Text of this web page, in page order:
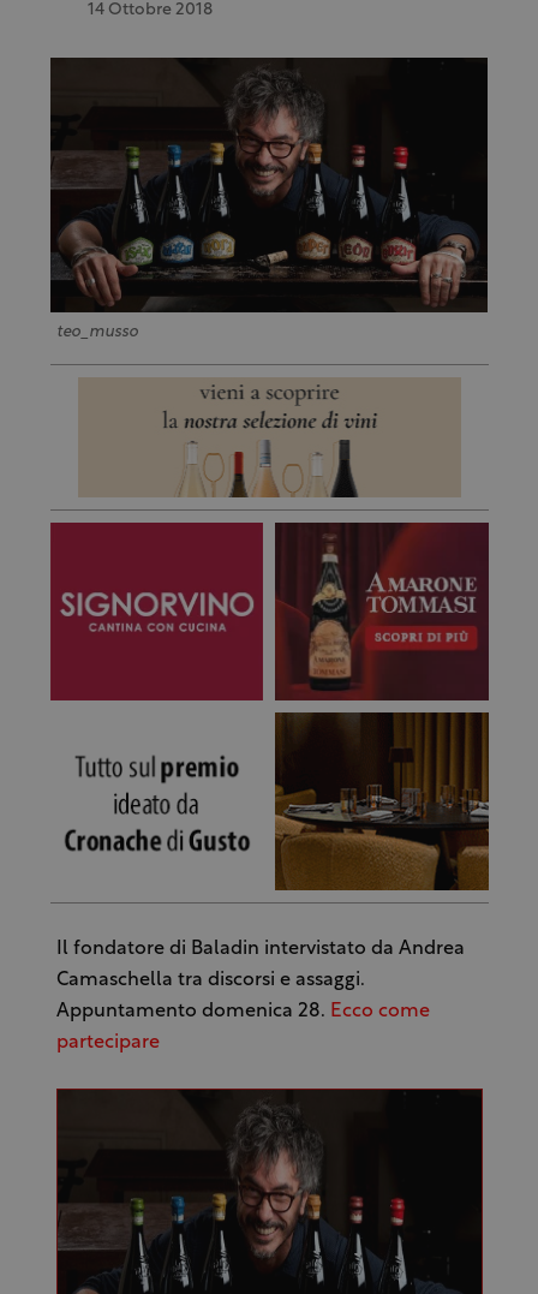
14 Ottobre 2018
teo_musso
Il fondatore di Baladin intervistato da Andrea
Camaschella tra discorsi e assaggi.
Appuntamento domenica 28. Ecco come
partecipare